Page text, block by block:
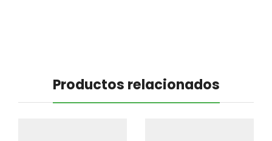
Productos relacionados